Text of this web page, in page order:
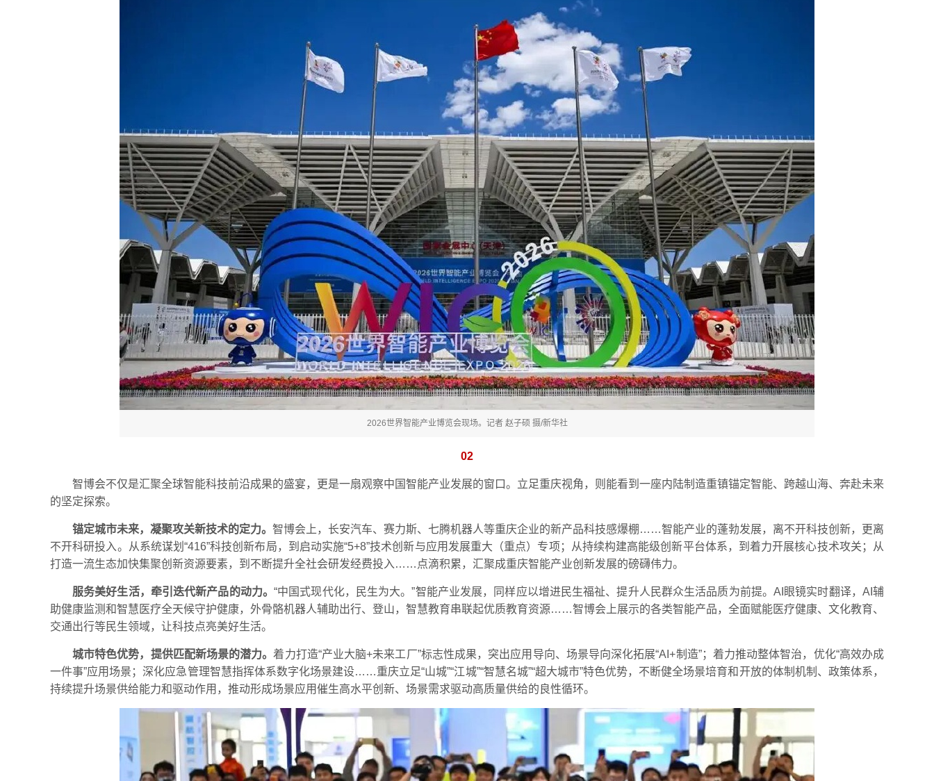
2026世界智能产业博览会现场。记者 赵子硕 摄/新华社
02
智博会不仅是汇聚全球智能科技前沿成果的盛宴，更是一扇观察中国智能产业发展的窗口。立足重庆视角，则能看到一座内陆制造重镇锚定智能、跨越山海、奔赴未来
的坚定探索。
锚定城市未来，凝聚攻关新技术的定力。 智博会上，长安汽车、赛力斯、七腾机器人等重庆企业的新产品科技感爆棚……智能产业的蓬勃发展，离不开科技创新，更离
不开科研投入。从系统谋划“416”科技创新布局，到启动实施“5+8”技术创新与应用发展重大（重点）专项；从持续构建高能级创新平台体系，到着力开展核心技术攻关；从
打造一流生态加快集聚创新资源要素，到不断提升全社会研发经费投入……点滴积累，汇聚成重庆智能产业创新发展的磅礴伟力。
服务美好生活，牵引迭代新产品的动力。 “中国式现代化，民生为大。”智能产业发展，同样应以增进民生福祉、提升人民群众生活品质为前提。AI眼镜实时翻译，AI辅
助健康监测和智慧医疗全天候守护健康，外骨骼机器人辅助出行、登山，智慧教育串联起优质教育资源……智博会上展示的各类智能产品，全面赋能医疗健康、文化教育、
交通出行等民生领域，让科技点亮美好生活。
城市特色优势，提供匹配新场景的潜力。着力打造“产业大脑+未来工厂”标志性成果，突出应用导向、场景导向深化拓展“AI+制造”；着力推动整体智治，优化“高效办成
一件事”应用场景；深化应急管理智慧指挥体系数字化场景建设……重庆立足“山城”“江城”“智慧名城”“超大城市”特色优势，不断健全场景培育和开放的体制机制、政策体系，
持续提升场景供给能力和驱动作用，推动形成场景应用催生高水平创新、场景需求驱动高质量供给的良性循环。